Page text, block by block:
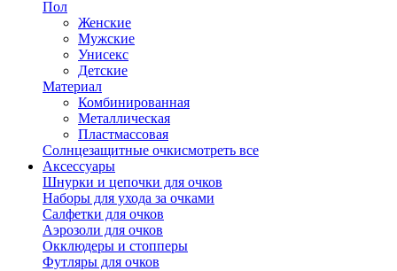
Пол
Женские
Мужские
Унисекс
Детские
Материал
Комбинированная
Металлическая
Пластмассовая
Солнцезащитные очкисмотреть все
Аксессуары
Шнурки и цепочки для очков
Наборы для ухода за очками
Салфетки для очков
Аэрозоли для очков
Окклюдеры и стопперы
Футляры для очков